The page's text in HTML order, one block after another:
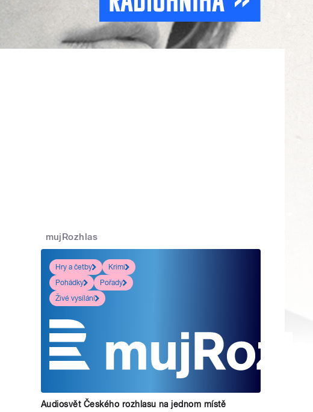
mujRozhlas
Hry a četby
Krimi
Pohádky
Pořady
Živé vysílání
Audiosvět Českého rozhlasu na jednom místě